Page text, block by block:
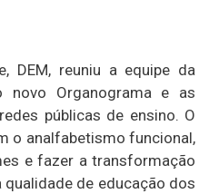
DEM, reuniu a equipe da
novo Organograma e as
públicas de ensino. O
o analfabetismo funcional,
e fazer a transformação
de educação dos